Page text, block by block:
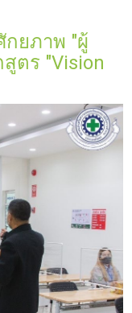
กยภาพ "ผู้
ตร "Vision